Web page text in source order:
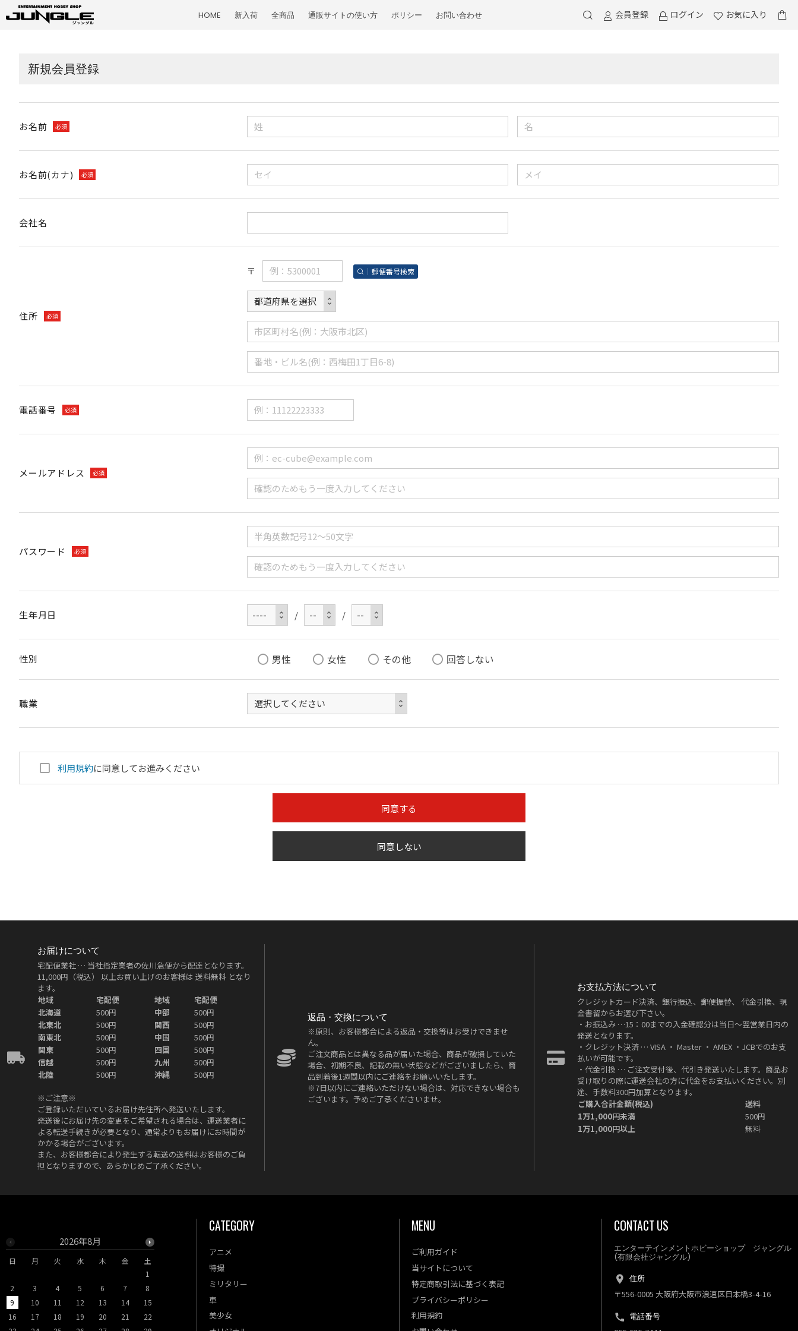
HOME 新入荷 全商品 通販サイトの使い方 ポリシー お問い合わせ 会員登録 ログイン お気に入り
新規会員登録
お名前 必須
お名前(カナ) 必須
会社名
住所 必須
〒 郵便番号検索
電話番号 必須
メールアドレス 必須
パスワード 必須
生年月日 / /
性別 男性 女性 その他 回答しない
職業
利用規約に同意してお進みください
同意する
同意しない
お届けについて
宅配便業社 … 当社指定業者の佐川急便から配達となります。
11,000円（税込）
以上お買い上げのお客様は 送料無料となり
ます。
地域
宅配便 地域
宅配便
北海道
500円 中部
500円
北東北
500円 関西
500円
南東北
500円 中国
500円
関東
500円 四国
500円
信越
500円 九州
500円
北陸
500円 沖縄 500円
※ご注意※
ご登録いただいているお届け先住所へ発送いたします。
発送後にお届け先の変更をご希望される場合は、運送業者に
よる転送手続きが必要となり、通常よりもお届けにお時間が
かかる場合がございます。
また、お客様都合により発生する転送の送料はお客様のご負
担となりますので、あらかじめご了承ください。
返品・交換について
※原則、お客様都合による返品・交換等はお受けできませ
ん。
ご注文商品とは異なる品が届いた場合、商品が破損していた
場合、初期不良、記載の無い状態などがございましたら、商
品到着後1週間以内にご連絡をお願いいたします。
※7日以内にご連絡いただけない場合は、対応できない場合も
ございます。予めご了承くださいませ。
お支払方法について
クレジットカード決済、銀行振込、郵便振替、 代金引換、現
金書留からお選び下さい。
・お振込み …15：00までの入金確認分は当日～翌営業日内の
発送となります。
・クレジット決済 … VISA ・ Master ・ AMEX ・JCBでのお支
払いが可能です。
・代金引換 … ご注文受付後、代引き発送いたします。商品お
受け取りの際に運送会社の方に代金をお支払いください。別
途、手数料300円加算となります。
ご購入合計金額(税込)
送料
1万1,000円未満
500円
1万1,000円以上
無料
2026年8月
日 月 火 水 木 金
土
1
2
3 4 5 6 7
8
9
10 11 12 13 14
15
16
17 18 19 20 21
22
9 10
15
22 23
CATEGORY
アニメ
特撮
ミリタリー
車
美少女
MENU
ご利用ガイド
当サイトについて
特定商取引法に基づく表記
プライバシーポリシー
利用規約
CONTACT US
エンターテインメントホビーショップ ジャングル
(有限会社ジャングル)
住所
〒556-0005 大阪府大阪市浪速区日本橋3-4-16
電話番号